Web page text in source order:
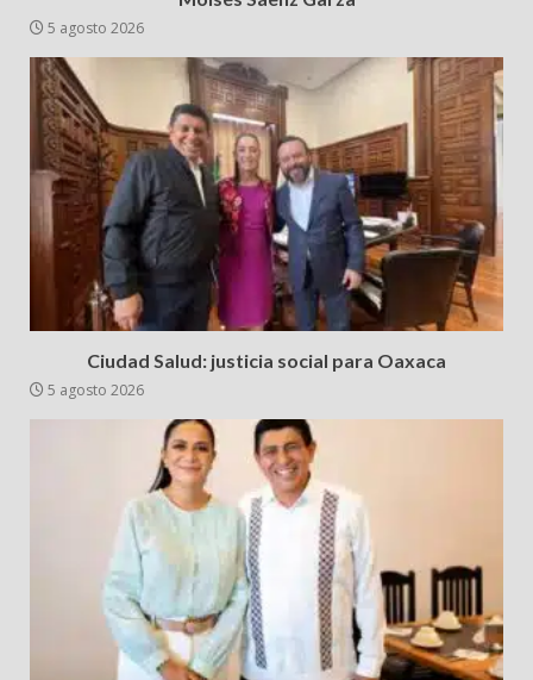
5 agosto 2026
Ciudad Salud: justicia social para Oaxaca
5 agosto 2026